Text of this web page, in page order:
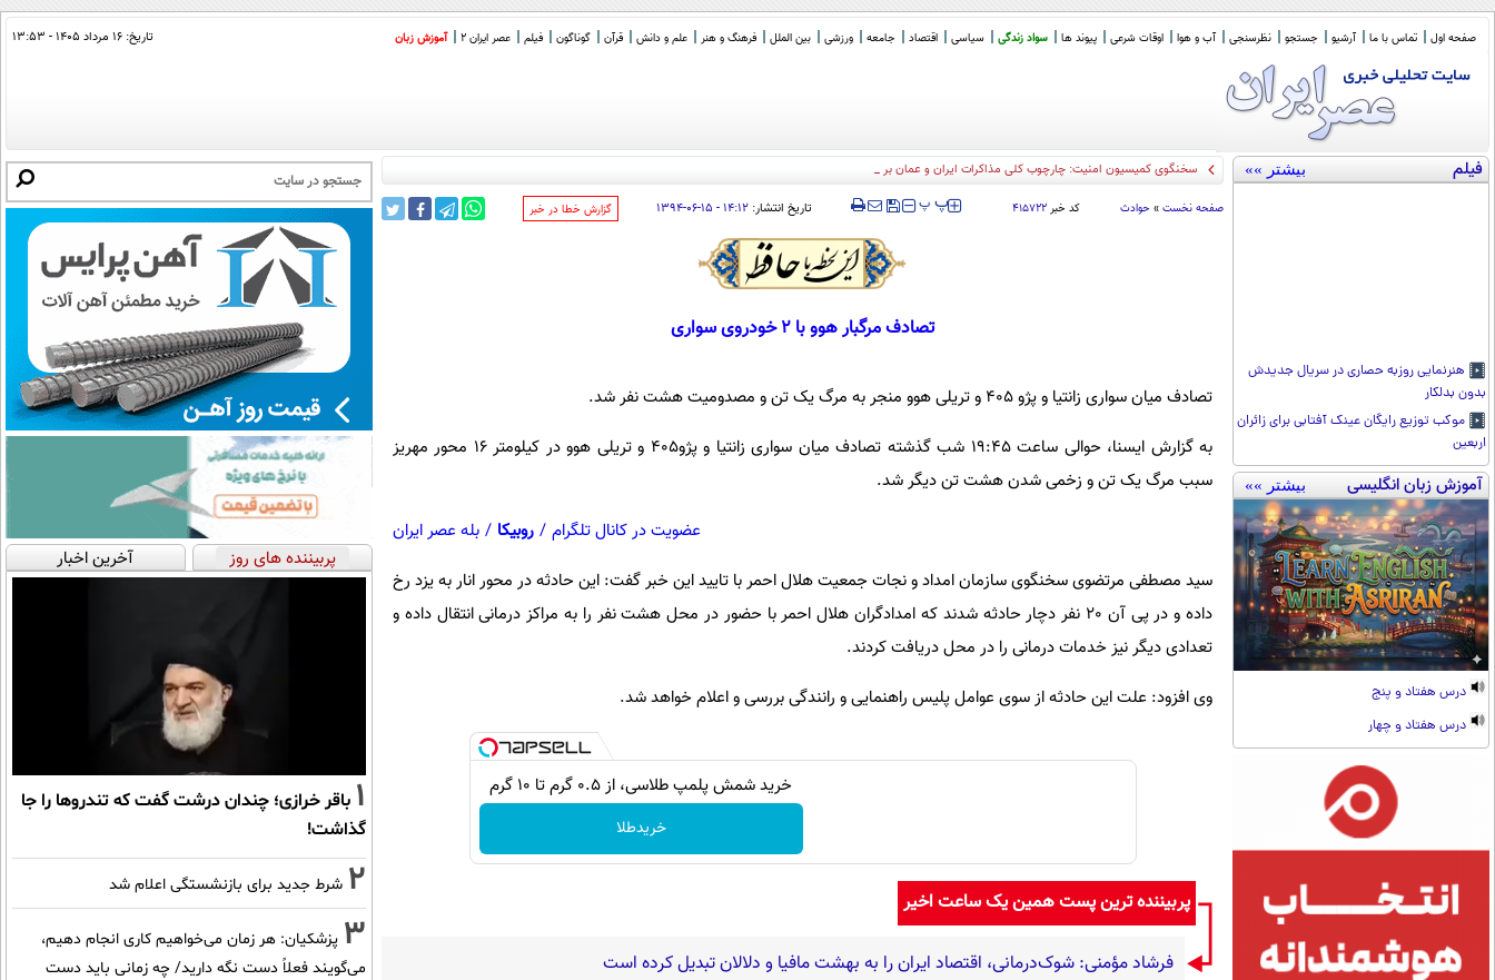
صفحه اول تماس با ما آرشیو جستجو نظرسنجی آب و هوا اوقات شرعی پیوند ها سواد زندگی سیاسی اقتصاد جامعه ورزشی بین الملل فرهنگ و هنر علم و دانش قرآن گوناگون فیلم عصر ایران 2 آموزش زبان تاریخ: ۱۶ مرداد ۱۴۰۵ - ۱۳:۵۳
فیلم بیشتر »»
هنرنمایی روزبه حصاری در سریال جدیدش
بدون بدلکار
موکب توزیع رایگان عینک آفتابی برای زائران
اربعین
آموزش زبان انگلیسی بیشتر »»
درس هفتاد و پنج
درس هفتاد و چهار
سخنگوی کمیسیون امنیت: چارچوب کلی مذاکرات ایران و عمان بر سر تنگه هرم
صفحه نخست » حوادث کد خبر ۴۱۵۷۲۲ ‍‍‍ پپ تاریخ انتشار: ۱۴:۱۲ - ۱۵-۰۶-۱۳۹۴ ‌گزارش خطا در خبر
تصادف مرگبار هوو با 2 خودروی سواری
تصادف میان سواری زانتیا و پژو 405 و تریلی هوو منجر به مرگ یک تن و مصدومیت هشت نفر شد.
به گزارش ایسنا، حوالی ساعت 19:45 شب گذشته تصادف میان سواری زانتیا و پژو405 و تریلی هوو در کیلومتر 16 محور مهریز
سبب مرگ یک تن و زخمی شدن هشت تن دیگر شد.
عضویت در کانال تلگرام / روبیکا / بله عصر ایران
سید مصطفی مرتضوی سخنگوی سازمان امداد و نجات جمعیت هلال احمر با تایید این خبر گفت: این حادثه در محور انار به یزد رخ
داده و در پی آن 20 نفر دچار حادثه شدند که امدادگران هلال احمر با حضور در محل هشت نفر را به مراکز درمانی انتقال داده و
تعدادی دیگر نیز خدمات درمانی را در محل دریافت کردند.
وی افزود: علت این حادثه از سوی عوامل پلیس راهنمایی و رانندگی بررسی و اعلام خواهد شد.
خرید شمش پلمپ طلاسی، از ۰.۵ گرم تا ۱۰ گرم
خریدطلا
پربیننده ترین پست همین یک ساعت اخیر
فرشاد مؤمنی: شوک‌درمانی، اقتصاد ایران را به بهشت مافیا و دلالان تبدیل کرده است
پربیننده های روز آخرین اخبار
1 باقر خرازی؛ چندان درشت گفت که تندروها را جا
گذاشت!
2 شرط جدید برای بازنشستگی اعلام شد
3 پزشکیان: هر زمان می‌خواهیم کاری انجام دهیم،
می‌گویند فعلاً دست نگه دارید/ چه زمانی باید دست